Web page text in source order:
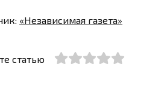
«Независимая газета»
статью